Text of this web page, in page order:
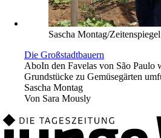
Sascha Montag/Zeitenspiegel
Die Großstadtbauern
AboIn den Favelas von São Paulo
Grundstücke zu Gemüsegärten
Sascha Montag
Von Sara Mously